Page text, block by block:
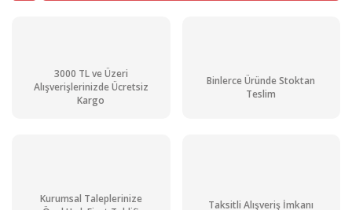
3000 TL ve Üzeri
Alışverişlerinizde Ücretsiz
Kargo
Binlerce Üründe Stoktan
Teslim
Kurumsal Taleplerinize
Taksitli Alışveriş İmkanı